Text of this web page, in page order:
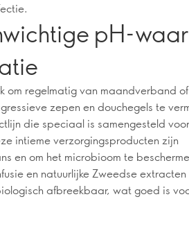
pH-
om regelmatig van maandverband
zepen en douchegels te
die speciaal is samengesteld
intieme verzorgingsproducten zijn
en om het microbioom te
en natuurlijke Zweedse
afbreekbaar, wat goed is